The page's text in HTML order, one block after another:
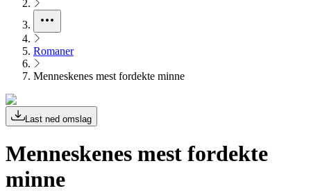
Romaner
Menneskenes mest fordekte minne
Last ned omslag
Menneskenes mest fordekte
minne